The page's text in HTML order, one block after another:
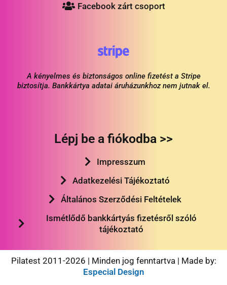
Facebook zárt csoport
A kényelmes és biztonságos online fizetést a Stripe
biztosítja. Bankkártya adatai áruházunkhoz nem jutnak el.
Lépj be a fiókodba >>
Impresszum
Adatkezelési Tájékoztató
Általános Szerződési Feltételek
Ismétlődő bankkártyás fizetésről szóló
tájékoztató
Pilatest 2011-2026 | Minden jog fenntartva | Made by:
Especial Design